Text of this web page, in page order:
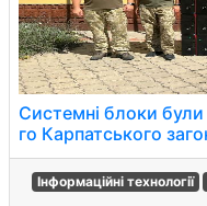
Системні блоки
го Карпатського
Інформаційні технології